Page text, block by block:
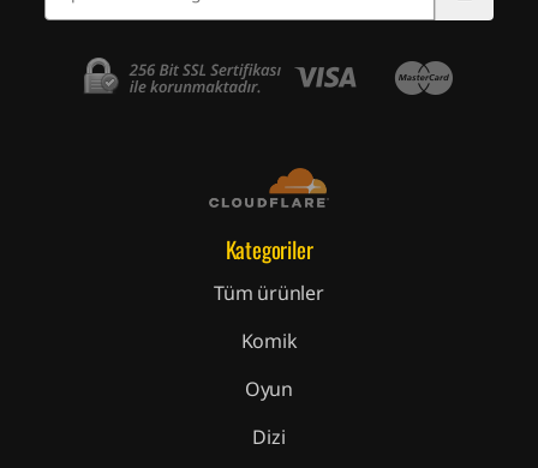
Kategoriler
Tüm ürünler
Komik
Oyun
Dizi